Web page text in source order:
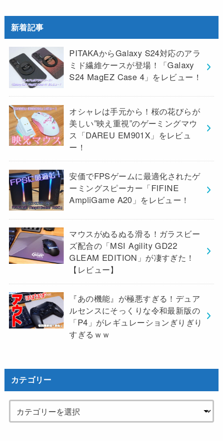
新着記事
PITAKAからGalaxy S24対応のアラ
ミド繊維ケースが登場！「Galaxy
S24 MagEZ Case 4」をレビュー！
オシャレは手元から！桜の花びらが
美しい”映え重視”のゲーミングマウ
ス「DAREU EM901X」をレビュ
ー！
安価でFPSゲームに最適化されたゲ
ーミングスピーカー「FIFINE
AmpliGame A20」をレビュー！
マウスがぬるぬる滑る！ガラスビー
ズ配合の「MSI Agility GD22
GLEAM EDITION」が凄すぎた！
【レビュー】
『あの機能』が極悪すぎる！デュア
ルセンスにそっくりな令和最新版の
「P4」がレギュレーションぎりぎり
すぎるｗｗ
カテゴリー